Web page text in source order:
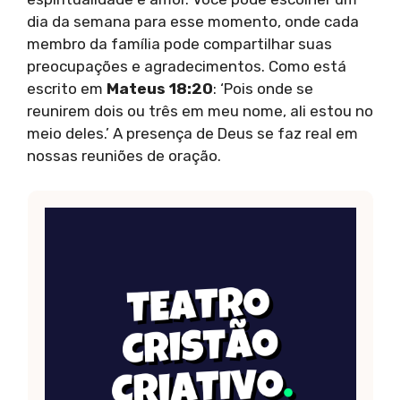
dia da semana para esse momento, onde cada
membro da família pode compartilhar suas
preocupações e agradecimentos. Como está
escrito em Mateus 18:20: ‘Pois onde se
reunirem dois ou três em meu nome, ali estou no
meio deles.’ A presença de Deus se faz real em
nossas reuniões de oração.